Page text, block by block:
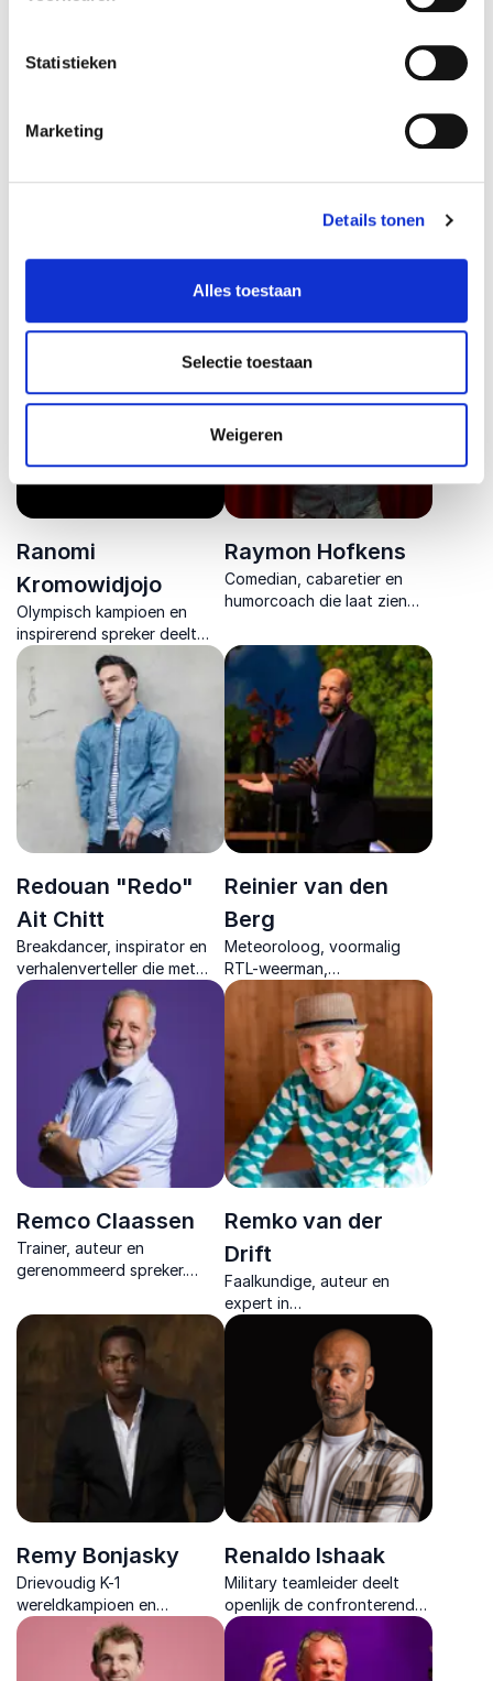
Statistieken
Marketing
Details tonen
Alles toestaan
Selectie toestaan
Weigeren
duurzame
gedragsverandering
vuilnisman met een missie:
de kloof tussen praktisch en
zichtbaar en bespreekbaar
Randall van
en leiderschap die laat zien
hoe digitale innovatie werk
medewerkers versterkt in
Ranomi
Kromowidjojo
Olympisch kampioen en
inspirerend spreker deelt
inzichten over mindset,
groei en presteren onder
druk met praktische lessen
voor elke organisatie.
Raymon Hofkens
Comedian, cabaretier en
humorcoach die laat zien
verbinding, psychologische
veiligheid en betere
resultaten.
Redouan "Redo"
Ait Chitt
Breakdancer, inspirator en
verhalenverteller die met
een krachtig levensverhaal
en live performance laat
zien dat mindset grenzen
Reinier van den
Berg
Meteoroloog, voormalig
RTL-weerman,
klimaatspecialist en
duurzaam ondernemer,
bekend om zijn wereldwijde
expertise en invloed op het
gebied van klimaat.
Remco Claassen
Trainer, auteur en
gerenommeerd spreker.
leiderschap en persoonlijke
ontwikkeling.
Remko van der
Drift
Faalkundige, auteur en
expert in
organisatieontwikkeling
inspireert met humor en
praktische inzichten om
fouten te benutten als
motor voor groei en
Remy Bonjasky
Drievoudig K-1
wereldkampioen en
ondernemer die inspireert
met lessen over
doorzettingsvermogen,
Renaldo Ishaak
Military teamleider deelt
openlijk de confronterende
verhalen over stress en
PTSS voor een meer
effectief teamwork.